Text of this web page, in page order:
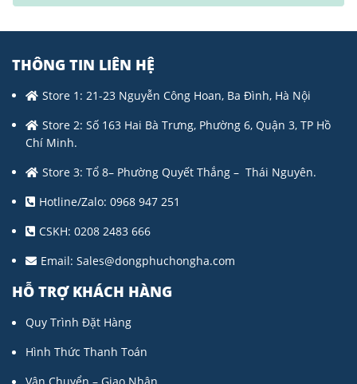
THÔNG TIN LIÊN HỆ
Store 1: 21-23 Nguyễn Công Hoan, Ba Đình, Hà Nội
Store 2: Số 163 Hai Bà Trưng, Phường 6, Quận 3, TP Hồ
Chí Minh.
Store 3: Tổ 8– Phường Quyết Thắng – Thái Nguyên.
Hotline/Zalo: 0968 947 251
CSKH: 0208 2483 666
Email: Sales@dongphuchongha.com
HỖ TRỢ KHÁCH HÀNG
Quy Trình Đặt Hàng
Hình Thức Thanh Toán